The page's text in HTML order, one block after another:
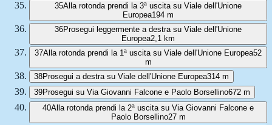
35Alla rotonda prendi la 3ª uscita su Viale dell'Unione
Europea194 m
36Prosegui leggermente a destra su Viale dell'Unione
Europea2,1 km
37Alla rotonda prendi la 1ª uscita su Viale dell'Unione Europea52
m
38Prosegui a destra su Viale dell'Unione Europea314 m
39Prosegui su Via Giovanni Falcone e Paolo Borsellino672 m
40Alla rotonda prendi la 2ª uscita su Via Giovanni Falcone e
Paolo Borsellino27 m